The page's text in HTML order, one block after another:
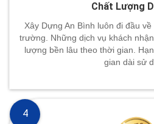
Chất Lượng
Xây Dựng An Bình luôn đi đầu
trường. Những dịch vụ khách
lượng bền lâu theo thời gian.
gian dài sử
4